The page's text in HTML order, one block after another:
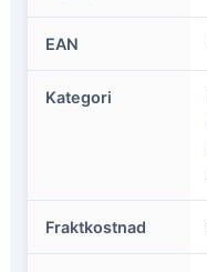
EAN
Kategori
Fraktkostnad